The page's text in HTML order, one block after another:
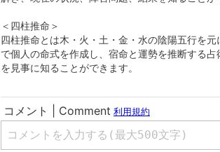
●占い種別
＜開運手相（995円）～＞
995円から本格占いが出来ます。手相は性格、仕
＜驚異の的中率 六爻（ろっこう）占い、六爻占
六爻占術は中国4千年前から伝わる秘伝の占法で
解き、現在の状況、障害問題、結果を知ることが